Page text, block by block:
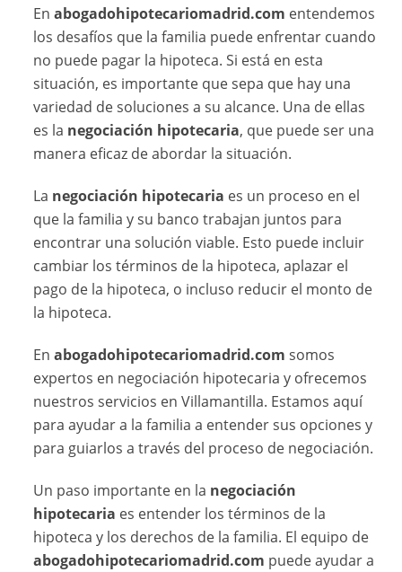
Enabogadohipotecariomadrid.com entendemos
los desafíos que la familia puede enfrentar cuando
no puede pagar la hipoteca. Si está en esta
situación, es importante que sepa que hay una
variedad de soluciones a su alcance. Una de ellas
es la negociación hipotecaria, que puede ser una
manera eficaz de abordar la situación.
La negociación hipotecaria es un proceso en el
que la familia y su banco trabajan juntos para
encontrar una solución viable. Esto puede incluir
cambiar los términos de la hipoteca, aplazar el
pago de la hipoteca, o incluso reducir el monto de
la hipoteca.
Enabogadohipotecariomadrid.com somos
expertos en negociación hipotecaria y ofrecemos
nuestros servicios en Villamantilla. Estamos aquí
para ayudar a la familia a entender sus opciones y
para guiarlos a través del proceso de negociación.
Un paso importante en la negociación
hipotecaria es entender los términos de la
hipoteca y los derechos de la familia. El equipo de
abogadohipotecariomadrid.com puede ayudar a